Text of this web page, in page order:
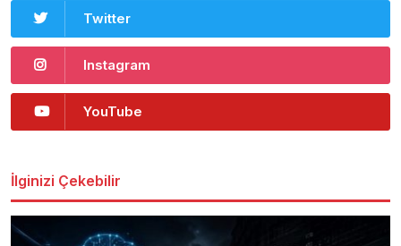
Twitter
Instagram
YouTube
İlginizi Çekebilir